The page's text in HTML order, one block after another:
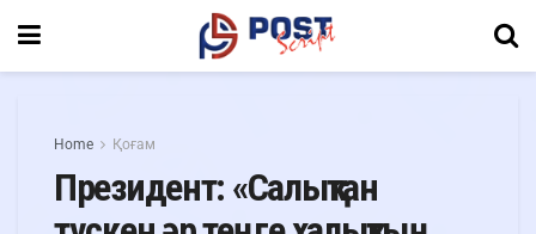
Home Қоғам
Президент: «Салықтан